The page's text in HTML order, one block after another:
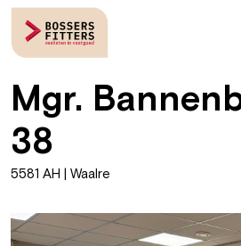
Mgr.
38
5581 AH | Waalre